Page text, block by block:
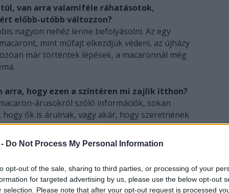
Do Not Process My Personal Information
opt-out of the sale, sharing to third parties, or processing of your
for targeted advertising by us, please use the below opt-out
selection. Please note that after your opt-out request is processed
túl, van arra valamiféle ráhatásotok,
előbb-utóbb változzon?
nagyon nehéz lenne befolyásolni. Az egy
mint műfajt elkezdjük védeni, az újházy
már történtek lépések, a macaronnál még
hogy ezen a színtéren mi zajlik itthon?
árusokról szóló információk, sokan
ők is árulnak, vagy akár, hogy szeretnének
van jó néhány hely, amiről még nem tudunk, a
ez lenne, hogy összegyűjtse a
egy ún. macaron-térképet.
tudható, hogyan tekintenek rátok?
szeretnek bennünket, volt, akinek az